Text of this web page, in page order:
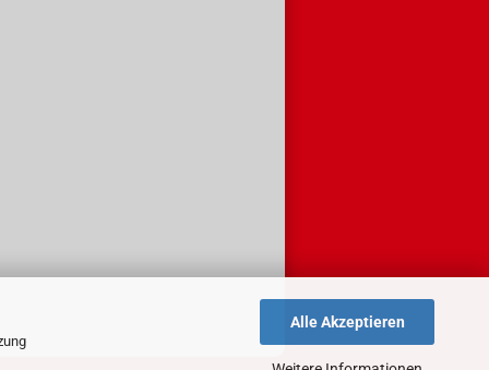
Alle Akzeptieren